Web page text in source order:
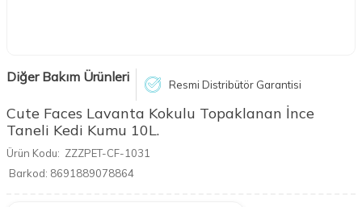
Diğer Bakım Ürünleri Resmi Distribütör Garantisi
Cute Faces Lavanta Kokulu Topaklanan İnce
Taneli Kedi Kumu 10L.
Ürün Kodu: ZZZPET-CF-1031
Barkod: 8691889078864